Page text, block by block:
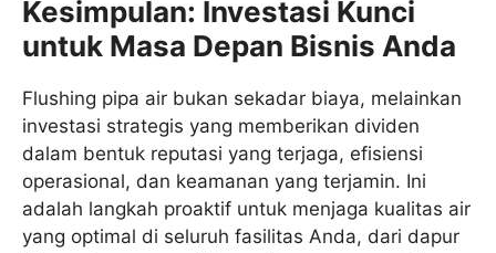
Kesimpulan: Investasi Kunci
untuk Masa Depan Bisnis Anda
Flushing pipa air bukan sekadar biaya, melainkan
investasi strategis yang memberikan dividen
dalam bentuk reputasi yang terjaga, efisiensi
operasional, dan keamanan yang terjamin. Ini
adalah langkah proaktif untuk menjaga kualitas air
yang optimal di seluruh fasilitas Anda, dari dapur